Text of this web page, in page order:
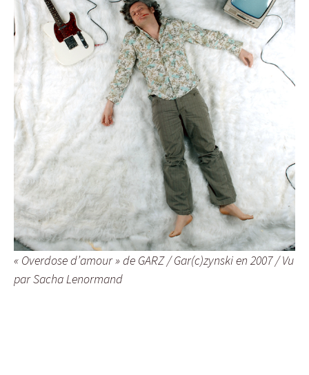
« Overdose d’amour » de GARZ / Gar(c)zynski en 2007 / Vu
par Sacha Lenormand